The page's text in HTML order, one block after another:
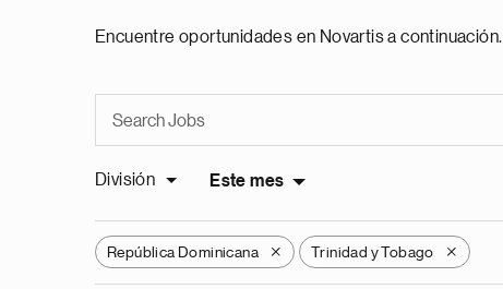
Encuentre oportunidades en Novartis a continuación.
División Este mes
República Dominicana X Trinidad y Tobago X